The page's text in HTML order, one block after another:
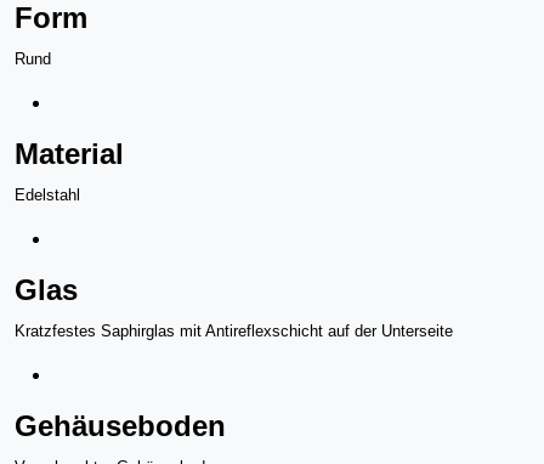
Form
Rund
Material
Edelstahl
Glas
Kratzfestes Saphirglas mit Antireflexschicht auf der Unterseite
Gehäuseboden